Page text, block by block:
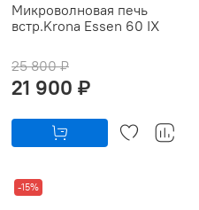
Микроволновая печь
встр.Krona Essen 60 IX
25 800 ₽
21 900 ₽
-15%